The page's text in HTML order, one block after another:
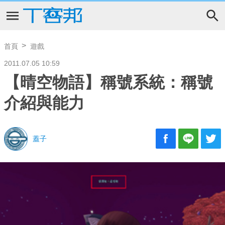
首頁 遊戲
2011.07.05 10:59
【晴空物語】稱號系統：稱號
介紹與能力
蓋子